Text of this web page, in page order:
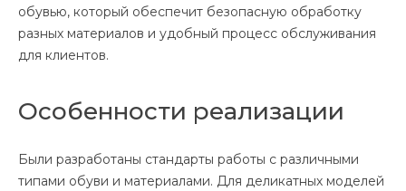
обувью, который обеспечит безопасную обработку
разных материалов и удобный процесс обслуживания
для клиентов.
Особенности реализации
Были разработаны стандарты работы с различными
типами обуви и материалами. Для деликатных моделей